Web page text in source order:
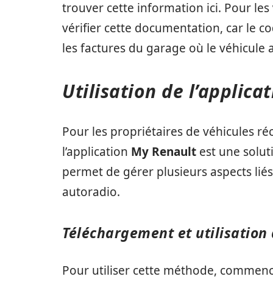
trouver cette information ici. Pour
vérifier cette documentation, car le
les factures du garage où le véhicule
Utilisation de
Pour les propriétaires de véhicules
l’application My Renault est une
permet de gérer plusieurs aspects
autoradio.
Téléchargement et utilisation
Pour utiliser cette méthode,